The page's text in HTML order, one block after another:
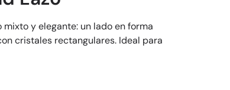
y elegante: un lado en forma
cristales rectangulares. Ideal para